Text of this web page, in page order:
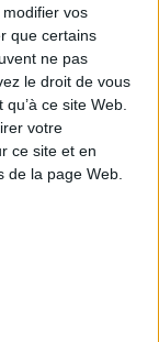
vos
que certains
ne pas
le droit de vous
ce site Web.
votre
ce site et en
de la page Web.